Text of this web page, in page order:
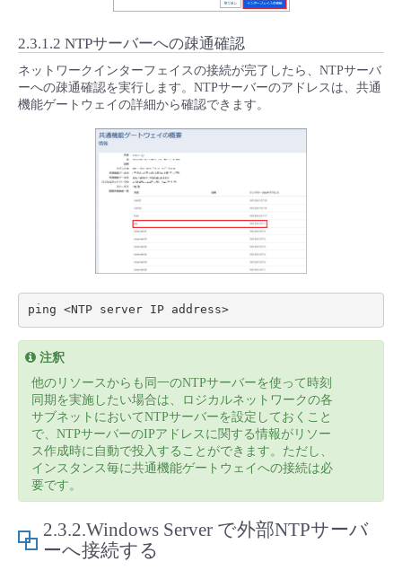
- Flexible Remote Access
2.3.1.2 NTPサーバーへの疎通確認
ネットワークインターフェイスの接続が完了したら、NTPサーバ
ーへの疎通確認を実行します。NTPサーバーのアドレスは、共通
機能ゲートウェイの詳細から確認できます。
ping <NTP server IP address>
注釈
他のリソースからも同一のNTPサーバーを使って時刻
同期を実施したい場合は、ロジカルネットワークの各
サブネットにおいてNTPサーバーを設定しておくこと
で、NTPサーバーのIPアドレスに関する情報がリソー
ス作成時に自動で投入することができます。ただし、
インスタンス毎に共通機能ゲートウェイへの接続は必
要です。
2.3.2.Windows Server で外部NTPサーバ
ーへ接続する